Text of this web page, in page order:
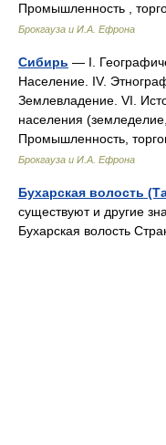
Промышленность ,
Брокгауза и И.А. Ефрона
Сибирь — I.
Население. IV.
Землевладение. VI.
населения
Промышленность,
Брокгауза и И.А. Ефрона
Бухарская волость
существуют и другие
Бухарская волость